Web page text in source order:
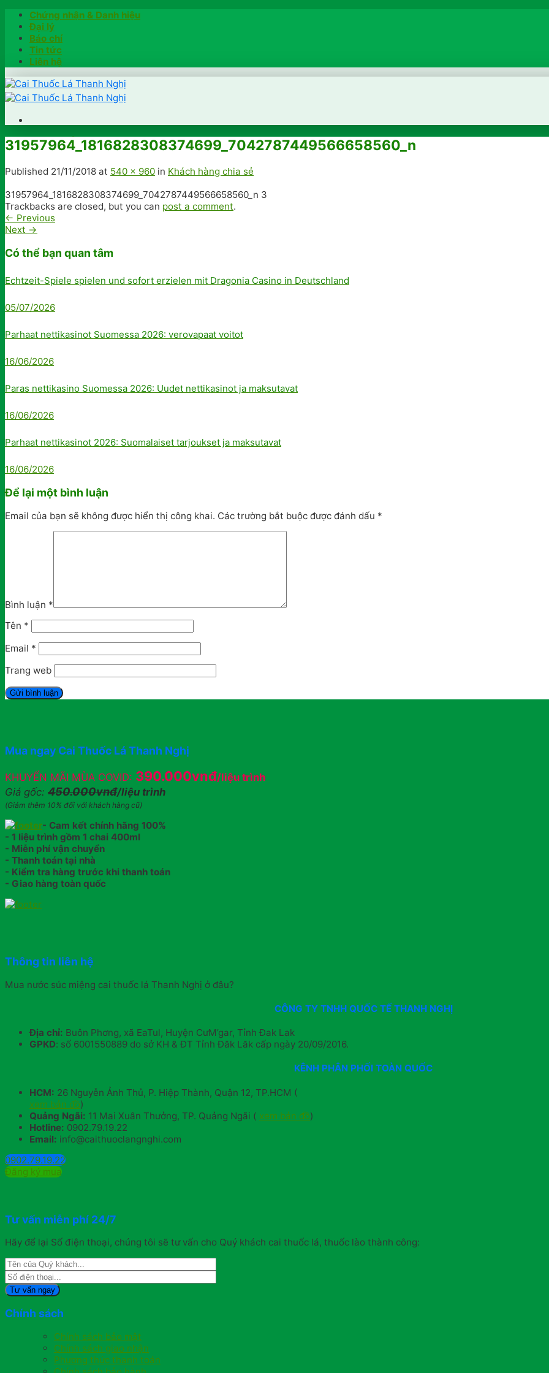
Skip
content
Chứng nhận & Danh hiệu
Đại lý
Báo chí
Tin tức
Liên hệ
Trang chủ
Hướng dẫn
Kiểm tra chính hãng
Hotline: 0902791922
31957964_1816828308374699_7042787449566658560_n
Published 21/11/2018 at 540 × 960 in Khách hàng chia sẻ
31957964_1816828308374699_7042787449566658560_n 3
Trackbacks are closed, but you can post a comment.
← Previous
Next →
Có thể bạn quan tâm
Echtzeit-Spiele spielen und sofort erzielen mit Dragonia Casino in Deutschland
05/07/2026
Parhaat nettikasinot Suomessa 2026: verovapaat voitot
16/06/2026
Paras nettikasino Suomessa 2026: Uudet nettikasinot ja maksutavat
16/06/2026
Parhaat nettikasinot 2026: Suomalaiset tarjoukset ja maksutavat
16/06/2026
Để lại một bình luận
Email của bạn sẽ không được hiển thị công khai. Các trường bắt buộc được đánh dấu *
Bình luận *
Tên *
Email *
Trang web
Mua ngay Cai Thuốc Lá Thanh Nghị
KHUYẾN MÃI MÙA COVID: 390.000vnđ/liệu trình
Giá gốc: 450.000vnđ/liệu trình
(Giảm thêm 10% đối với khách hàng cũ)
- Cam kết chính hãng 100%
- 1 liệu trình gồm 1 chai 400ml
- Miễn phí vận chuyển
- Thanh toán tại nhà
- Kiểm tra hàng trước khi thanh toán
- Giao hàng toàn quốc
Thông tin liên hệ
Mua nước súc miệng cai thuốc lá Thanh Nghị ở đâu?
CÔNG TY TNHH QUỐC TẾ THANH NGHỊ
Địa chỉ: Buôn Phơng, xã EaTul, Huyện CưM’gar, Tỉnh Đak Lak
GPKD: số 6001550889 do sở KH & ĐT Tỉnh Đăk Lăk cấp ngày 20/09/2016.
KÊNH PHÂN PHỐI TOÀN QUỐC
HCM: 26 Nguyễn Ảnh Thủ, P. Hiệp Thành, Quận 12, TP.HCM (
xem bản đồ)
Quảng Ngãi: 11 Mai Xuân Thưởng, TP. Quảng Ngãi ( xem bản đồ)
Hotline: 0902.79.19.22
Email: info@caithuoclangnghi.com
0902.79.19.22
Đăng ký mua
Tư vấn miễn phí 24/7
Hãy để lại Số điện thoại, chúng tôi sẽ tư vấn cho Quý khách cai thuốc lá, thuốc lào thành công:
Chính sách
Chính sách bảo mật
Chính sách giao nhận
Phương thức thanh toán